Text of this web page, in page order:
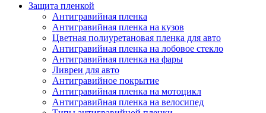
Защита пленкой
Антигравийная пленка
Антигравийная пленка на кузов
Цветная полиуретановая пленка для авто
Антигравийная пленка на лобовое стекло
Антигравийная пленка на фары
Ливреи для авто
Антигравийное покрытие
Антигравийная пленка на мотоцикл
Антигравийная пленка на велосипед